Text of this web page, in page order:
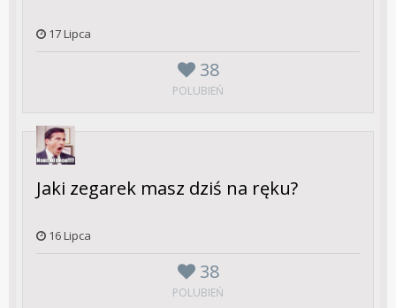
38
POLUBIEŃ
17 Lipca
38
POLUBIEŃ
Jaki zegarek masz dziś na ręku?
16 Lipca